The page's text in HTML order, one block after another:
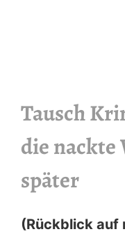
Tausch
die nackte
später
(Rückblick auf